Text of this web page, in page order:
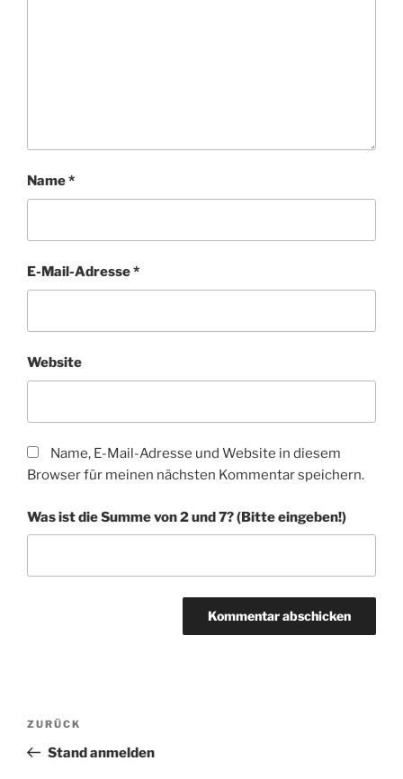
Name*
E-Mail-Adresse*
Website
Name, E-Mail-Adresse und Website in diesem
Browser für meinen nächsten Kommentar speichern.
Was ist die Summe von 2 und 7? (Bitte eingeben!)
e
r
Beitragsnavigation
Vorheriger
Beitrag
ZURÜCK
Stand anmelden